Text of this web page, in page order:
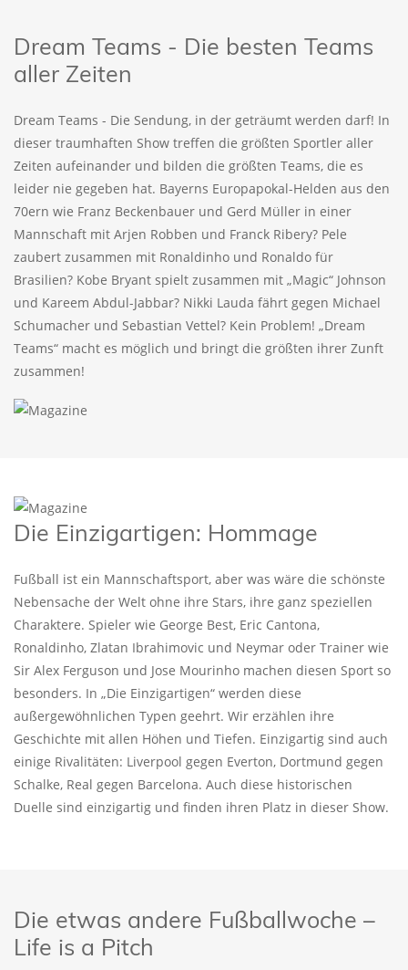
Dream Teams - Die besten Teams
aller Zeiten
Dream Teams - Die Sendung, in der geträumt werden darf! In
dieser traumhaften Show treffen die größten Sportler aller
Zeiten aufeinander und bilden die größten Teams, die es
leider nie gegeben hat. Bayerns Europapokal-Helden aus den
70ern wie Franz Beckenbauer und Gerd Müller in einer
Mannschaft mit Arjen Robben und Franck Ribery? Pele
zaubert zusammen mit Ronaldinho und Ronaldo für
Brasilien? Kobe Bryant spielt zusammen mit „Magic“ Johnson
und Kareem Abdul-Jabbar? Nikki Lauda fährt gegen Michael
Schumacher und Sebastian Vettel? Kein Problem! „Dream
Teams“ macht es möglich und bringt die größten ihrer Zunft
zusammen!
Die Einzigartigen: Hommage
Fußball ist ein Mannschaftsport, aber was wäre die schönste
Nebensache der Welt ohne ihre Stars, ihre ganz speziellen
Charaktere. Spieler wie George Best, Eric Cantona,
Ronaldinho, Zlatan Ibrahimovic und Neymar oder Trainer wie
Sir Alex Ferguson und Jose Mourinho machen diesen Sport so
besonders. In „Die Einzigartigen“ werden diese
außergewöhnlichen Typen geehrt. Wir erzählen ihre
Geschichte mit allen Höhen und Tiefen. Einzigartig sind auch
einige Rivalitäten: Liverpool gegen Everton, Dortmund gegen
Schalke, Real gegen Barcelona. Auch diese historischen
Duelle sind einzigartig und finden ihren Platz in dieser Show.
Die etwas andere Fußballwoche –
Life is a Pitch